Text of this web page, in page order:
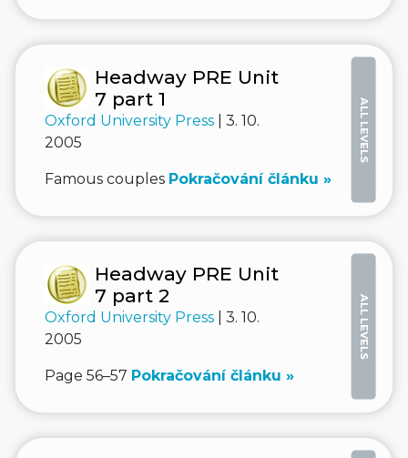
ALL LEVELS
Headway PRE Unit
7 part 1
Oxford University Press
| 3. 10.
2005
Famous couples Pokračování článku »
ALL LEVELS
Headway PRE Unit
7 part 2
Oxford University Press
| 3. 10.
2005
Page 56–57 Pokračování článku »